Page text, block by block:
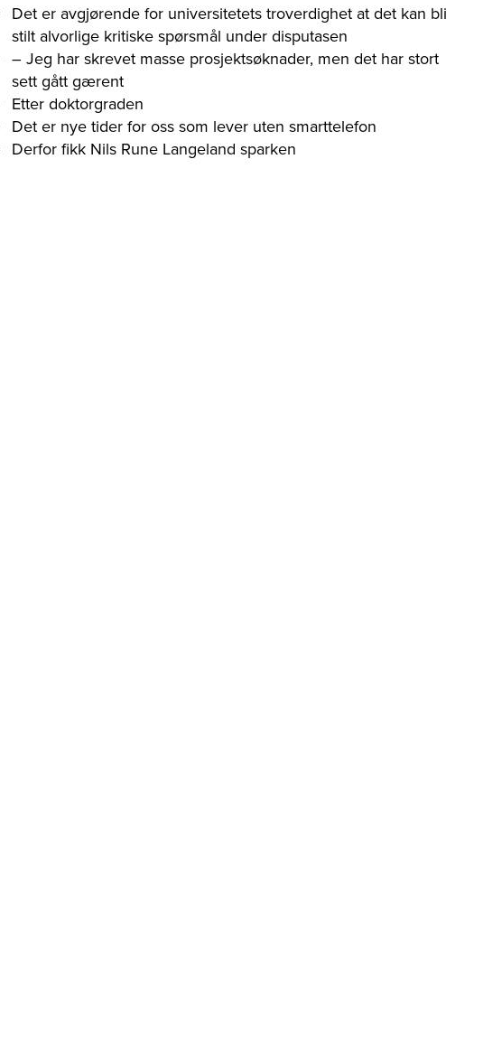
Det er avgjørende for universitetets troverdighet at det kan bli
stilt alvorlige kritiske spørsmål under disputasen
– Jeg har skrevet masse prosjektsøknader, men det har stort
sett gått gærent
Etter doktorgraden
Det er nye tider for oss som lever uten smarttelefon
Derfor fikk Nils Rune Langeland sparken